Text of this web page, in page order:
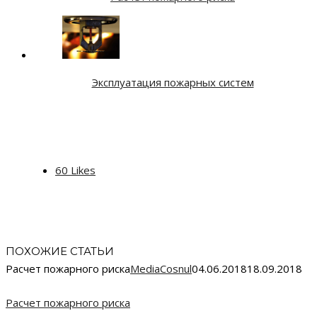
Эксплуатация пожарных систем
60 Likes
ПОХОЖИЕ СТАТЬИ
Расчет пожарного рискаMediaCosnul04.06.201818.09.2018
Расчет пожарного риска